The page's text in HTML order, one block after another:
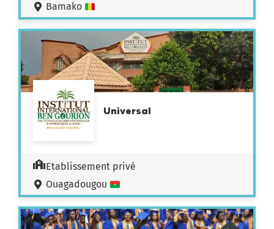
Bamako
Universal
Etablissement privé
Ouagadougou